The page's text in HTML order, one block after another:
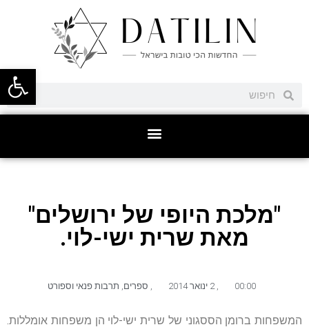
פתח
"מלכת היופי של ירושלים"
מאת שרית ישי-לוי.
00:00
, 2 ינואר 2014 , ספרים, תרבות פנאי וספורט
המשפחות ברומן הססגוני של שרית ישי-לוי הן משפחות אומללות.